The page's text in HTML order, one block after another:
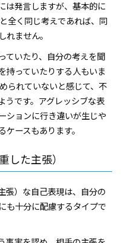
は発言しますが、基本的に
全く同じ考えであれば、同
ません。
ていたり、自分の考えを聞
持っていたりする人もいま
られていないと感じて、不
うです。アグレッシブな表
ションに行き違いが生じや
ースもあります。
した主張）
張）な自己表現は、自分の
も十分に配慮するタイプで